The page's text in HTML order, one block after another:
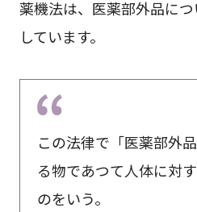
薬機法は、医薬部外品に
しています。
この法律で「医薬部外
る物であつて人体に対
のをいう。